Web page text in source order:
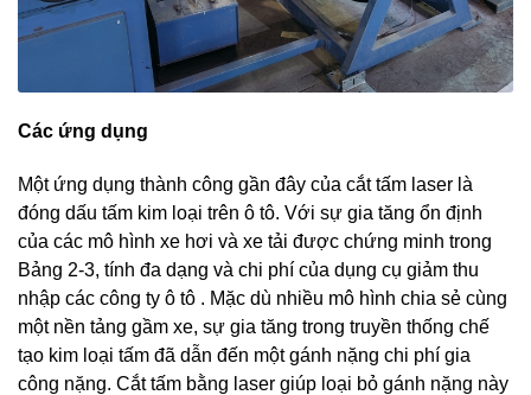
Các ứng dụng
Một ứng dụng thành công gần đây của cắt tấm laser là
đóng dấu tấm kim loại trên ô tô. Với sự gia tăng ổn định
của các mô hình xe hơi và xe tải được chứng minh trong
Bảng 2-3, tính đa dạng và chi phí của dụng cụ giảm thu
nhập các công ty ô tô . Mặc dù nhiều mô hình chia sẻ cùng
một nền tảng gầm xe, sự gia tăng trong truyền thống chế
tạo kim loại tấm đã dẫn đến một gánh nặng chi phí gia
công nặng. Cắt tấm bằng laser giúp loại bỏ gánh nặng này